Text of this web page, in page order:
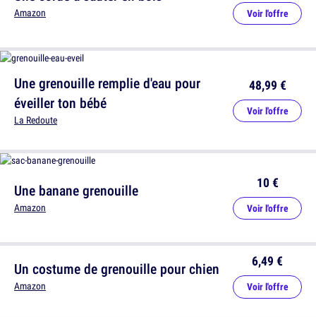
Une grenouille remplie d'eau pour
éveiller ton bébé
La Redoute
48,99 €
Voir l'offre
Amazon Voir l'offre
Une banane grenouille
Amazon
10 €
Voir l'offre
Un costume de grenouille pour chien
Amazon
6,49 €
Voir l'offre